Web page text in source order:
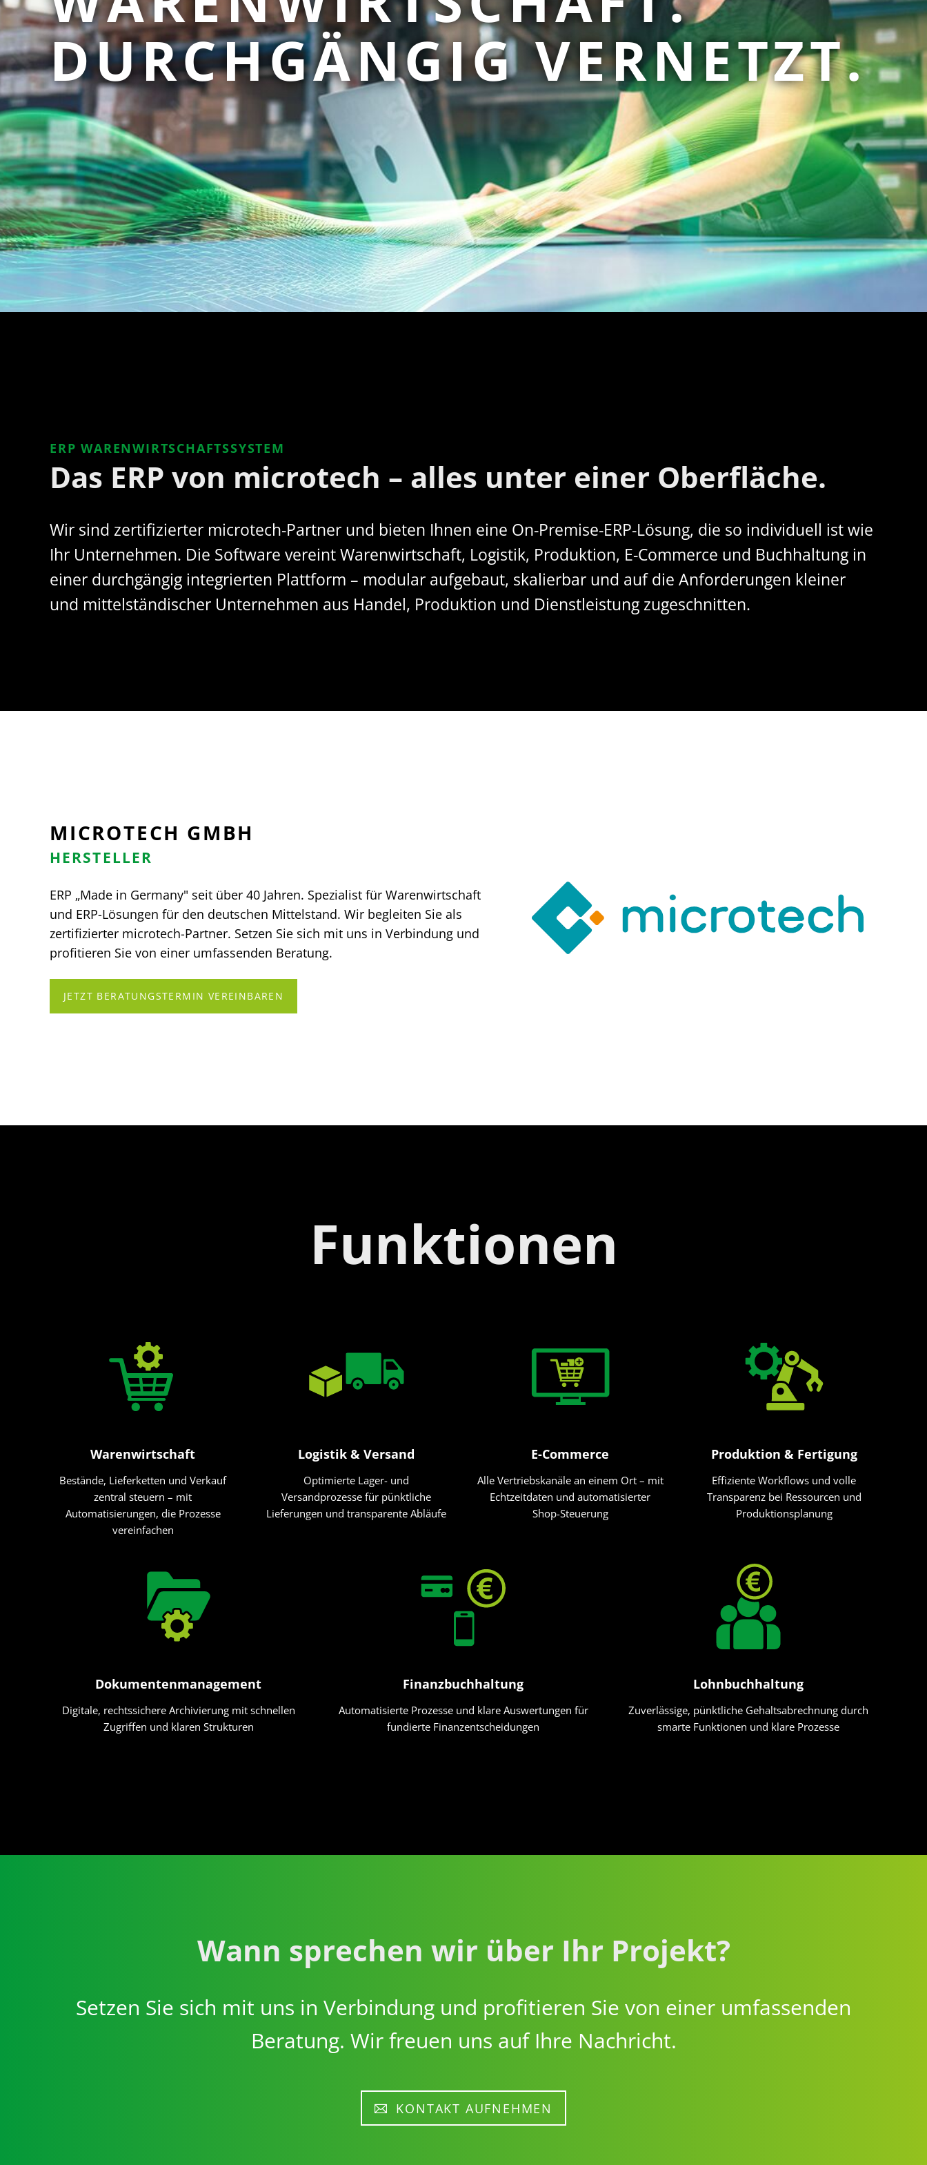
Container-Tracking-Software
Kassen-Systeme (flour.io)
DURCHGÄNGIG VERNETZT.
ERP WARENWIRTSCHAFTSSYSTEM
Das ERP von microtech – alles unter einer Oberfläche.
Wir sind zertifizierter microtech-Partner und bieten Ihnen eine On-Premise-ERP-Lösung, die so individuell ist wie
Ihr Unternehmen. Die Software vereint Warenwirtschaft, Logistik, Produktion, E-Commerce und Buchhaltung in
einer durchgängig integrierten Plattform – modular aufgebaut, skalierbar und auf die Anforderungen kleiner
und mittelständischer Unternehmen aus Handel, Produktion und Dienstleistung zugeschnitten.
MICROTECH GMBH
HERSTELLER
ERP „Made in Germany" seit über 40 Jahren. Spezialist für Warenwirtschaft
und ERP-Lösungen für den deutschen Mittelstand. Wir begleiten Sie als
zertifizierter microtech-Partner. Setzen Sie sich mit uns in Verbindung und
profitieren Sie von einer umfassenden Beratung.
JETZT BERATUNGSTERMIN VEREINBAREN
Funktionen
Warenwirtschaft
Bestände, Lieferketten und Verkauf
zentral steuern – mit
Automatisierungen, die Prozesse
vereinfachen
Logistik & Versand
Optimierte Lager- und
Versandprozesse für pünktliche
Lieferungen und transparente Abläufe
E-Commerce
Alle Vertriebskanäle an einem Ort – mit
Echtzeitdaten und automatisierter
Shop-Steuerung
Produktion & Fertigung
Effiziente Workflows und volle
Transparenz bei Ressourcen und
Produktionsplanung
Dokumentenmanagement
Digitale, rechtssichere Archivierung mit schnellen
Zugriffen und klaren Strukturen
Finanzbuchhaltung
Automatisierte Prozesse und klare Auswertungen für
fundierte Finanzentscheidungen
Lohnbuchhaltung
Zuverlässige, pünktliche Gehaltsabrechnung durch
smarte Funktionen und klare Prozesse
Wann sprechen wir über Ihr Projekt?
Setzen Sie sich mit uns in Verbindung und profitieren Sie von einer umfassenden
Beratung. Wir freuen uns auf Ihre Nachricht.
KONTAKT AUFNEHMEN